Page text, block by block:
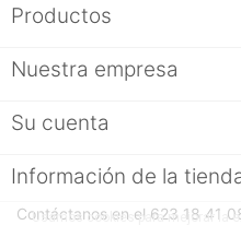
Productos
Nuestra empresa
Su cuenta
Información de la
Contáctanos en el 623 18 41
Usamos cookies para mejorar la